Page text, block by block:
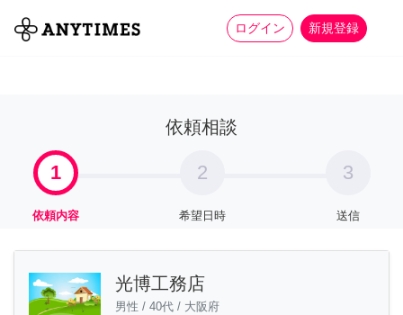
ログイン 新規登録
全て 家事 more_horiz
依頼相談
1
依頼内容
2
希望日時
3
送信
光博工務店
男性 / 40代 / 大阪府